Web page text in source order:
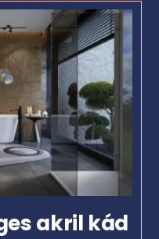
akril kád